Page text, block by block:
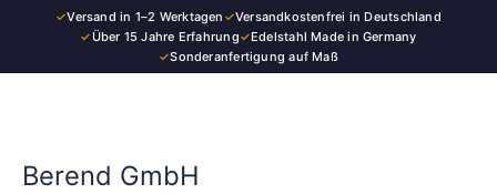
✓Versand in 1–2 Werktagen ✓Versandkostenfrei in Deutschland
✓Über 15 Jahre Erfahrung✓Edelstahl Made in Germany
✓Sonderanfertigung auf Maß
Berend GmbH
Silber